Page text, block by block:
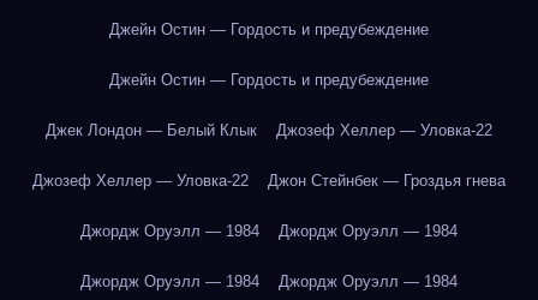
Джейн Остин — Гордость и предубеждение
Джейн Остин — Гордость и предубеждение
Джек Лондон — Белый Клык Джозеф Хеллер — Уловка-22
Джозеф Хеллер — Уловка-22 Джон Стейнбек — Гроздья гнева
Джордж Оруэлл — 1984 Джордж Оруэлл — 1984
Джордж Оруэлл — 1984 Джордж Оруэлл — 1984